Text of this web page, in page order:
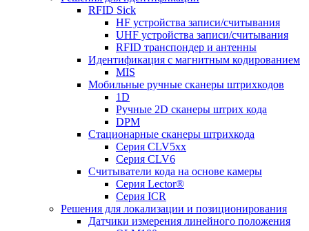
RFID Sick
HF устройства записи/считывания
UHF устройства записи/считывания
RFID транспондер и антенны
Идентификация с магнитным кодированием
MIS
Мобильные ручные сканеры штрихкодов
1D
Ручные 2D сканеры штрих кода
DPM
Стационарные сканеры штрихкода
Серия CLV5xx
Серия CLV6
Считыватели кода на основе камеры
Серия Lector®
Серия ICR
Решения для локализации и позиционирования
Датчики измерения линейного положения